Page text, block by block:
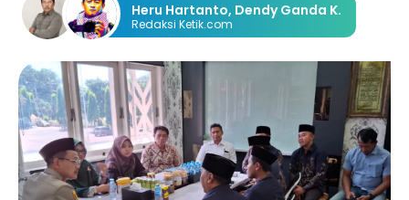
Heru Hartanto, Dendy Ganda K.
Redaksi Ketik.com